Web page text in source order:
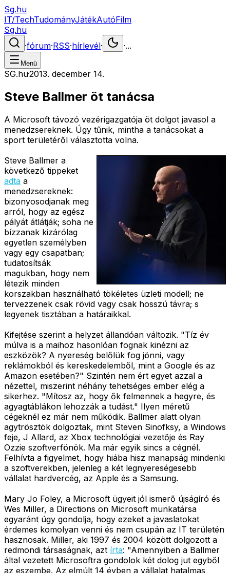
Sg.hu
IT/TechTudományJátékAutóFilm
Sg.hu
·fórum·RSS·hírlevél· ·...
Menü
SG.hu·2013. december 14.
Steve Ballmer öt tanácsa
A Microsoft távozó vezérigazgatója öt dolgot javasol a
menedzsereknek. Úgy tűnik, mintha a tanácsokat a
sport területéről választotta volna.
Steve Ballmer a
következő tippeket
adta a
menedzsereknek:
bizonyosodjanak meg
arról, hogy az egész
pályát átlátják; soha ne
bízzanak kizárólag
egyetlen személyben
vagy egy csapatban;
tudatosítsák
magukban, hogy nem
létezik minden
korszakban használható tökéletes üzleti modell; ne
tervezzenek csak rövid vagy csak hosszú távra; s
legyenek tisztában a határaikkal.
Kifejtése szerint a helyzet állandóan változik. "Tíz év
múlva is a maihoz hasonlóan fognak kinézni az
eszközök? A nyereség belőlük fog jönni, vagy
reklámokból és kereskedelemből, mint a Google és az
Amazon esetében?" Szintén nem ért egyet azzal a
nézettel, miszerint néhány tehetséges ember elég a
sikerhez. "Mítosz az, hogy ők felmennek a hegyre, és
agyagtáblákon lehozzák a tudást." Ilyen méretű
cégeknél ez már nem működik. Ballmer alatt olyan
agytrösztök dolgoztak, mint Steven Sinofksy, a Windows
feje, J Allard, az Xbox technológiai vezetője és Ray
Ozzie szoftverfönök. Ma már egyik sincs a cégnél.
Felhívta a figyelmet, hogy hiába hisz manapság mindenki
a szoftverekben, jelenleg a két legnyereségesebb
vállalat hardvercég, az Apple és a Samsung.
Mary Jo Foley, a Microsoft ügyeit jól ismerő újságíró és
Wes Miller, a Directions on Microsoft munkatársa
egyaránt úgy gondolja, hogy ezeket a javaslatokat
érdemes komolyan venni és nem csupán az IT területén
hasznosak. Miller, aki 1997 és 2004 között dolgozott a
redmondi társaságnak, azt írta: "Amennyiben a Ballmer
által vezetett Microsoftra gondolok két dolog jut egyből
az eszembe. Az elmúlt 14 évben a vállalat hatalmas